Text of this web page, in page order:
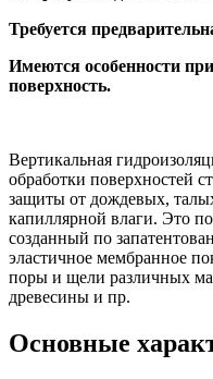
Требуется
Имеются особенности
поверхность.
Вертикальная
обработки поверхностей
защиты от дождевых,
капиллярной влаги. Это
созданный по
эластичное мембранное
поры и щели различных
древесины и пр.
Основные